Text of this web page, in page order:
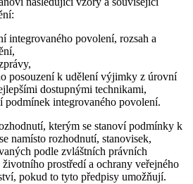
integrovaného povolení, rozsah a
posouzení k udělení výjimky z úrovní
dostupnými technikami,
podmínek integrovaného povolení.
kterým se stanoví podmínky k
namísto rozhodnutí, stanovisek,
podle zvláštních právních
prostředí a ochrany veřejného
pokud to tyto předpisy umožňují.